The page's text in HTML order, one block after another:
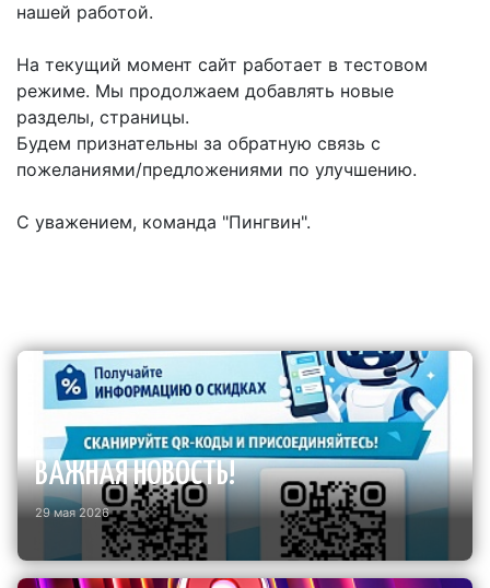
нашей работой.
На текущий момент сайт работает в тестовом
режиме. Мы продолжаем добавлять новые
разделы, страницы.
Будем признательны за обратную связь с
пожеланиями/предложениями по улучшению.
С уважением, команда "Пингвин".
ВАЖНАЯ НОВОСТЬ!
29 мая 2026